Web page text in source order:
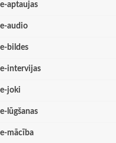
e-aptaujas
e-audio
e-bildes
e-intervijas
e-joki
e-lūgšanas
e-mācība